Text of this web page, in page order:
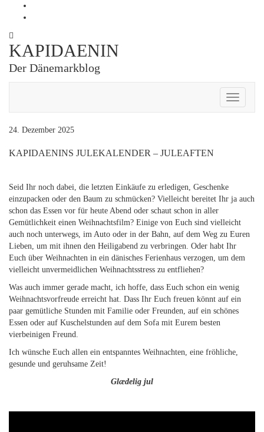
Facebook
anzeigen
auf
Instagram
KAPIDAENIN
Der Dänemarkblog
Toggle
24. Dezember 2025
KAPIDAENINS JULEKALENDER – JULEAFTEN
Seid Ihr noch dabei, die letzten Einkäufe zu erledigen, Geschenke
einzupacken oder den Baum zu schmücken? Vielleicht bereitet Ihr ja auch
schon das Essen vor für heute Abend oder schaut schon in aller
Gemütlichkeit einen Weihnachtsfilm? Einige von Euch sind vielleicht
auch noch unterwegs, im Auto oder in der Bahn, auf dem Weg zu Euren
Lieben, um mit ihnen den Heiligabend zu verbringen. Oder habt Ihr
Euch über Weihnachten in ein dänisches Ferienhaus verzogen, um dem
vielleicht unvermeidlichen Weihnachtsstress zu entfliehen?
Was auch immer gerade macht, ich hoffe, dass Euch schon ein wenig
Weihnachtsvorfreude erreicht hat. Dass Ihr Euch freuen könnt auf ein
paar gemütliche Stunden mit Familie oder Freunden, auf ein schönes
Essen oder auf Kuschelstunden auf dem Sofa mit Eurem besten
vierbeinigen Freund.
Ich wünsche Euch allen ein entspanntes Weihnachten, eine fröhliche,
gesunde und geruhsame Zeit!
Glædelig jul